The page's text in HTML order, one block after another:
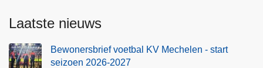
Laatste nieuws
Bewonersbrief voetbal KV Mechelen - start
seizoen 2026-2027